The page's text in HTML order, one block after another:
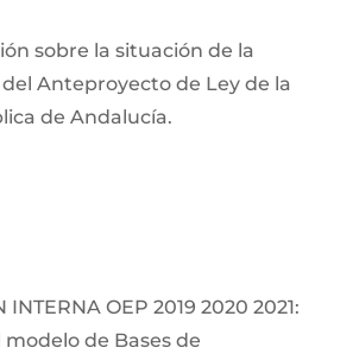
sobre la situación de la
Anteproyecto de Ley de la
de Andalucía.
INTERNA OEP 2019 2020 2021:
de Bases de